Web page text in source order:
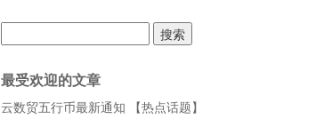
索：
最受欢迎的文章
云数贸五行币最新通知 【热点话题】